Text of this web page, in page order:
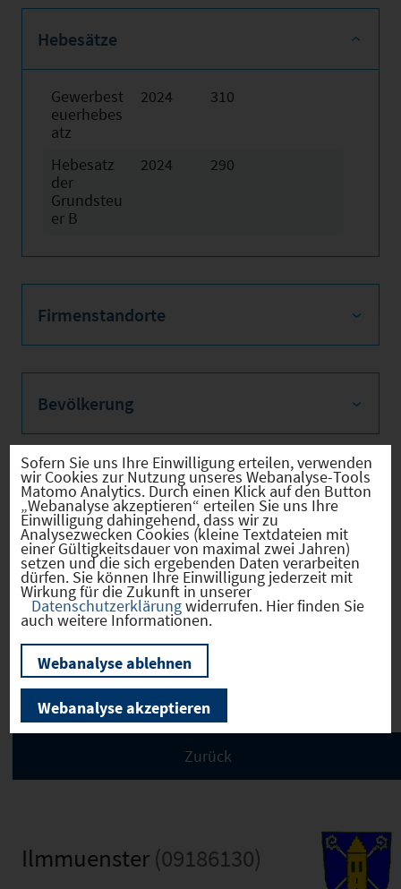
Hebesätze
Gewerbest
euerhebes
atz
2024 310
Hebesatz
der
Grundsteu
er B
2024 290
Firmenstandorte
Bevölkerung
Sozialvers. Beschäftigte
Verkehrsinfrastruktur
Kommunale Infrastruktur
Ilmmuenster (09186130)
Sofern Sie uns Ihre Einwilligung erteilen, verwenden
wir Cookies zur Nutzung unseres Webanalyse-Tools
Matomo Analytics. Durch einen Klick auf den Button
„Webanalyse akzeptieren“ erteilen Sie uns Ihre
Einwilligung dahingehend, dass wir zu
Analysezwecken Cookies (kleine Textdateien mit
einer Gültigkeitsdauer von maximal zwei Jahren)
setzen und die sich ergebenden Daten verarbeiten
dürfen. Sie können Ihre Einwilligung jederzeit mit
Wirkung für die Zukunft in unserer
Datenschutzerklärungwiderrufen. Hier finden Sie
auch weitere Informationen.
Webanalyse ablehnen
Webanalyse akzeptieren